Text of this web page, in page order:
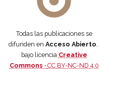
Todas las publicaciones se
difunden en Acceso Abierto,
bajo licencia Creative
Commons · CC BY-NC-ND 4.0